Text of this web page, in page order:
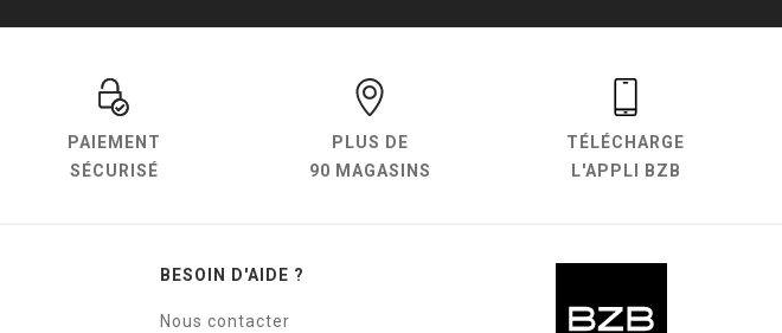
PAIEMENT
SÉCURISÉ
PLUS DE
90 MAGASINS
TÉLÉCHARGE
L'APPLI BZB
BESOIN D'AIDE ?
Nous contacter